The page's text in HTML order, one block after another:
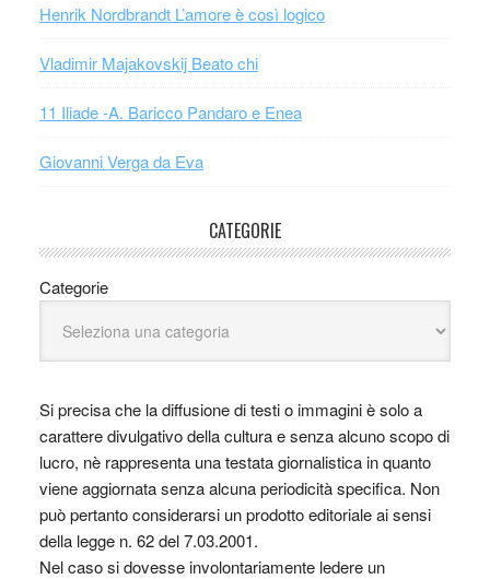
Henrik Nordbrandt L’amore è così logico
Vladimir Majakovskij Beato chi
11 Iliade -A. Baricco Pandaro e Enea
Giovanni Verga da Eva
CATEGORIE
Categorie
Si precisa che la diffusione di testi o immagini è solo a
carattere divulgativo della cultura e senza alcuno scopo di
lucro, nè rappresenta una testata giornalistica in quanto
viene aggiornata senza alcuna periodicità specifica. Non
può pertanto considerarsi un prodotto editoriale ai sensi
della legge n. 62 del 7.03.2001.
Nel caso si dovesse involontariamente ledere un